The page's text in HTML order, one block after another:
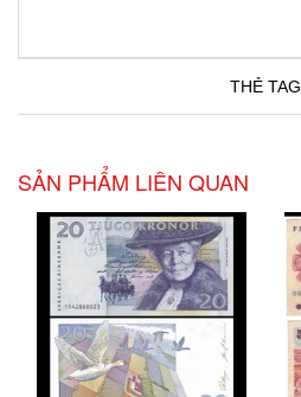
THẺ TAG
SẢN PHẨM LIÊN QUAN